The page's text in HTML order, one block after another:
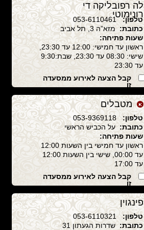
לה רפובליקה די
רונימוטי
טלפון:053-6110461
כתובת: מזא”ה 3, תל אביב
שעות פתיחה:
ראשון עד חמישי: 12:00 עד 23:30,
שישי: 08:30 עד 23:30, שבת:9:30
עד 23:30
קבל הצעה לאירוע ממסעדה
זו
מטבלים
טלפון:053-9369118
כתובת: על הכביש הראשי
שעות פתיחה:
ראשון עד חמישי בין השעות 12:00
עד 00:00, שישי בין השעות 12:00
עד 17:00
קבל הצעה לאירוע ממסעדה
זו
פינגוין
טלפון:053-6110321
כתובת: שדרות הגעתון 31